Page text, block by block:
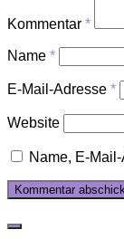
Kommentar *
Name *
E-Mail-Adresse *
Website
Name, E-